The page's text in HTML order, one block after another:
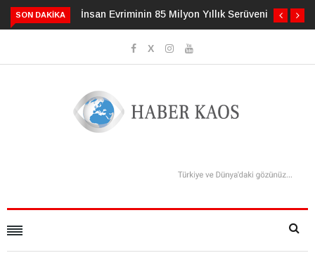
SON DAKIKA
İnsan Evriminin 85 Milyon Yıllık Serüveni3 Alışkanlık Demansı 13
Geciktirebilir